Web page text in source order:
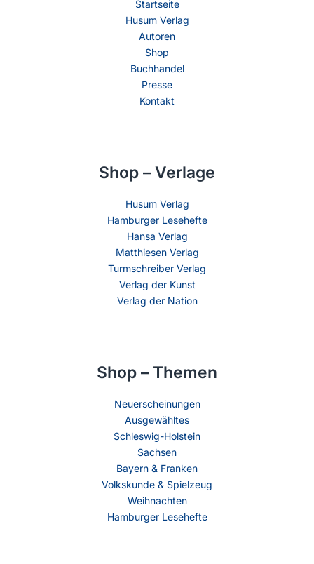
Startseite
Husum Verlag
Autoren
Shop
Buchhandel
Presse
Kontakt
Shop – Verlage
Husum Verlag
Hamburger Lesehefte
Hansa Verlag
Matthiesen Verlag
Turmschreiber Verlag
Verlag der Kunst
Verlag der Nation
Shop – Themen
Neuerscheinungen
Ausgewähltes
Schleswig-Holstein
Sachsen
Bayern & Franken
Volkskunde & Spielzeug
Weihnachten
Hamburger Lesehefte